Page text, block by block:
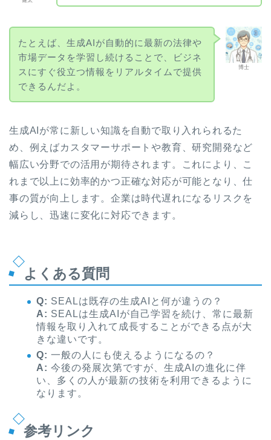
博士
たとえば、生成AIが自動的に最新の法律や
市場データを学習し続けることで、ビジネ
スにすぐ役立つ情報をリアルタイムで提供
できるんだよ。
生成AIが常に新しい知識を自動で取り入れられるた
め、例えばカスタマーサポートや教育、研究開発など
幅広い分野での活用が期待されます。これにより、こ
れまで以上に効率的かつ正確な対応が可能となり、仕
事の質が向上します。企業は時代遅れになるリスクを
減らし、迅速に変化に対応できます。
よくある質問
Q: SEALは既存の生成AIと何が違うの？
A: SEALは生成AIが自己学習を続け、常に最新
情報を取り入れて成長することができる点が大
きな違いです。
Q: 一般の人にも使えるようになるの？
A: 今後の発展次第ですが、生成AIの進化に伴
い、多くの人が最新の技術を利用できるように
なります。
参考リンク